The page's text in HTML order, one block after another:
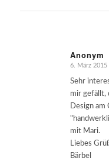
Anonym
sagte:
6. März 2015
Sehr
mir gefällt,
Design am
mit Mari.
Liebes
Bärbel